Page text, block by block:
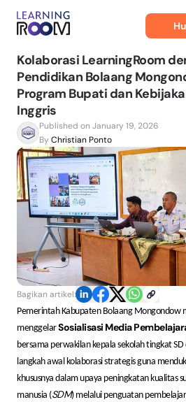
Belajar
Bahasa
Kolaborasi LearningRoom
Pendidikan Bolaang
Program Bupati dan
Inggris
Published on January 19, 2026
By Christian Ponto
Bagikan artikel:
Pemerintah Kabupaten Bolaang Mongondow
menggelarSosialisasi Media
bersama perwakilan kepala sekolah tingkat
langkah awal kolaborasi strategis guna
khususnya dalam upaya peningkatan kualitas
manusia (SDM) melalui penguatan